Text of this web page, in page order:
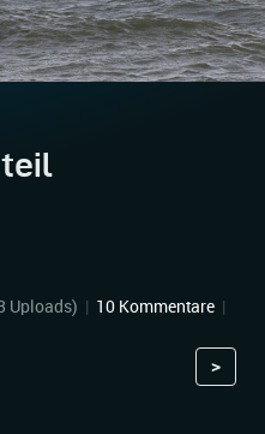
Uploads) | 10 Kommentare |
>